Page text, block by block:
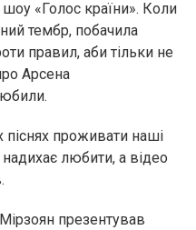
«Голос країни». Коли
тембр, побачила
правил, аби тільки не
Арсена
піснях проживати наші
надихає любити, а відео
презентував